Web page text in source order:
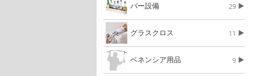
バー設備 29
グラスクロス 11
ベネンシア用品 9